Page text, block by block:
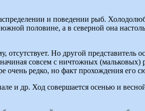
и поведении рыб.
половине, а в северной она
Но другой представитель
совсем с ничтожных
очень редко, но факт прохождения
и др. Ход совершается осенью и